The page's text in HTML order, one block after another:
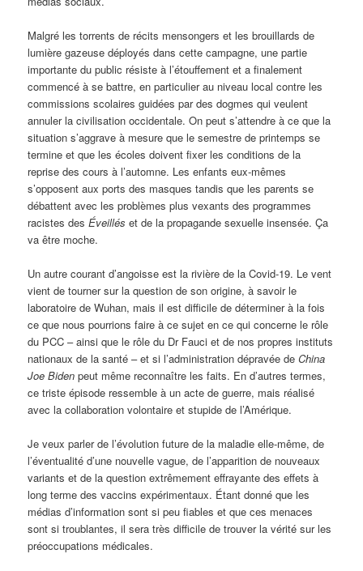
Malgré les torrents de récits mensongers et les brouillards de
lumière gazeuse déployés dans cette campagne, une partie
importante du public résiste à l’étouffement et a finalement
commencé à se battre, en particulier au niveau local contre les
commissions scolaires guidées par des dogmes qui veulent
annuler la civilisation occidentale. On peut s’attendre à ce que la
situation s’aggrave à mesure que le semestre de printemps se
termine et que les écoles doivent fixer les conditions de la
reprise des cours à l’automne. Les enfants eux-mêmes
s’opposent aux ports des masques tandis que les parents se
débattent avec les problèmes plus vexants des programmes
racistes desÉveillés et de la propagande sexuelle insensée. Ça
va être moche.
Un autre courant d’angoisse est la rivière de la Covid-19. Le vent
vient de tourner sur la question de son origine, à savoir le
laboratoire de Wuhan, mais il est difficile de déterminer à la fois
ce que nous pourrions faire à ce sujet en ce qui concerne le rôle
du PCC – ainsi que le rôle du Dr Fauci et de nos propres instituts
nationaux de la santé – et si l’administration dépravée deChina
Joe Biden peut même reconnaître les faits. En d’autres termes,
ce triste épisode ressemble à un acte de guerre, mais réalisé
avec la collaboration volontaire et stupide de l’Amérique.
Je veux parler de l’évolution future de la maladie elle-même, de
l’éventualité d’une nouvelle vague, de l’apparition de nouveaux
variants et de la question extrêmement effrayante des effets à
long terme des vaccins expérimentaux. Étant donné que les
médias d’information sont si peu fiables et que ces menaces
sont si troublantes, il sera très difficile de trouver la vérité sur les
préoccupations médicales.